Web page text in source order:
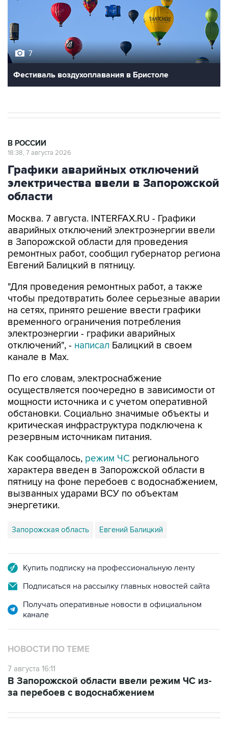
7
Фестиваль воздухоплавания в Бристоле
В РОССИИ
18:38, 7 августа 2026
Графики аварийных отключений
электричества ввели в Запорожской
области
Москва. 7 августа. INTERFAX.RU - Графики
аварийных отключений электроэнергии ввели
в Запорожской области для проведения
ремонтных работ, сообщил губернатор региона
Евгений Балицкий в пятницу.
"Для проведения ремонтных работ, а также
чтобы предотвратить более серьезные аварии
на сетях, принято решение ввести графики
временного ограничения потребления
электроэнергии - графики аварийных
отключений", - написал Балицкий в своем
канале в Max.
По его словам, электроснабжение
осуществляется поочередно в зависимости от
мощности источника и с учетом оперативной
обстановки. Социально значимые объекты и
критическая инфраструктура подключена к
резервным источникам питания.
Как сообщалось, режим ЧС регионального
характера введен в Запорожской области в
пятницу на фоне перебоев с водоснабжением,
вызванных ударами ВСУ по объектам
энергетики.
Запорожская область Евгений Балицкий
Купить подписку на профессиональную ленту
Подписаться на рассылку главных новостей сайта
Получать оперативные новости в официальном
канале
НОВОСТИ ПО ТЕМЕ
7 августа 16:11
В Запорожской области ввели режим ЧС из-
за перебоев с водоснабжением